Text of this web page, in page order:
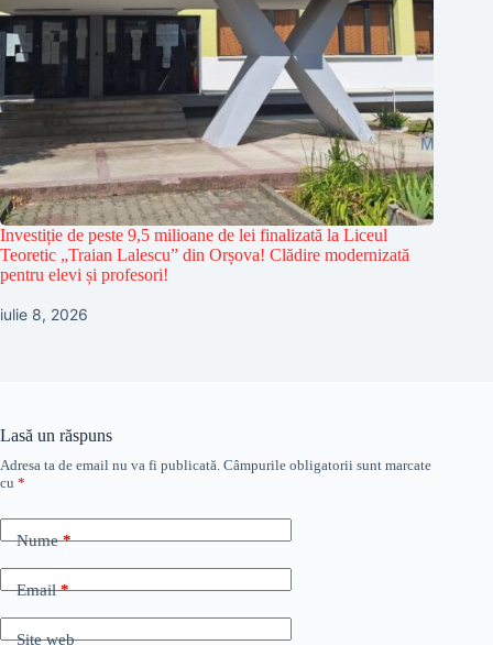
Investiție de peste 9,5 milioane de lei finalizată la Liceul
Teoretic „Traian Lalescu” din Orșova! Clădire modernizată
pentru elevi și profesori!
iulie 8, 2026
Lasă un răspuns
Adresa ta de email nu va fi publicată. Câmpurile obligatorii sunt marcate
cu *
Nume*
Email*
Site web